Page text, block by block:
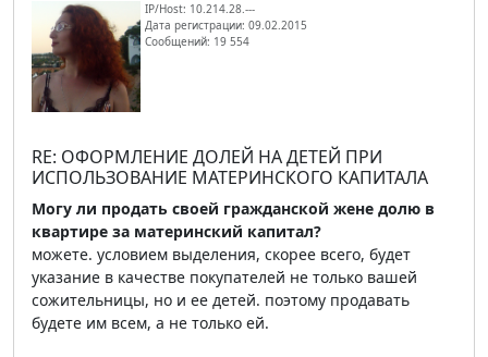
IP/Host: 10.214.28.---
Дата регистрации: 09.02.2015
Сообщений: 19 554
RE: ОФОРМЛЕНИЕ ДОЛЕЙ НА ДЕТЕЙ ПРИ
ИСПОЛЬЗОВАНИЕ МАТЕРИНСКОГО КАПИТАЛА
Могу ли продать своей гражданской жене долю в
квартире за материнский капитал?
можете. условием выделения, скорее всего, будет
указание в качестве покупателей не только вашей
сожительницы, но и ее детей. поэтому продавать
будете им всем, а не только ей.